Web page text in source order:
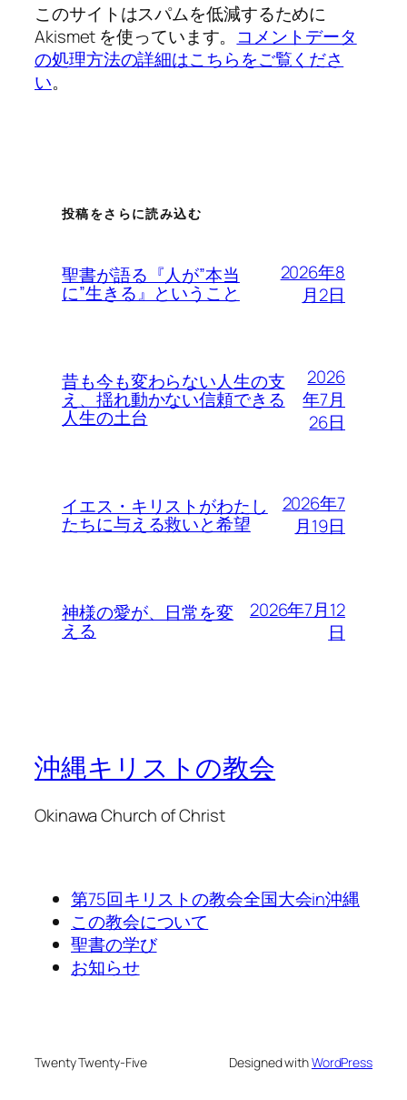
このサイトはスパムを低減するために
Akismet を使っています。 コメントデータ
の処理方法の詳細はこちらをご覧くださ
い。
投稿をさらに読み込む
聖書が語る『人が”本当
に”生きる』ということ
2026年8
月2日
昔も今も変わらない人生の支
え、揺れ動かない信頼できる
人生の土台
2026
年7月
26日
イエス・キリストがわたし
たちに与える救いと希望
2026年7
月19日
神様の愛が、日常を変
える
2026年7月12
日
沖縄キリストの教会
Okinawa Church of Christ
第75回キリストの教会全国大会in沖縄
この教会について
聖書の学び
お知らせ
Twenty Twenty-Five Designed withWordPress